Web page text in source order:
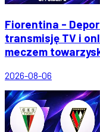
Fiorentina -
transmisję TV i
meczem
2026-08-06